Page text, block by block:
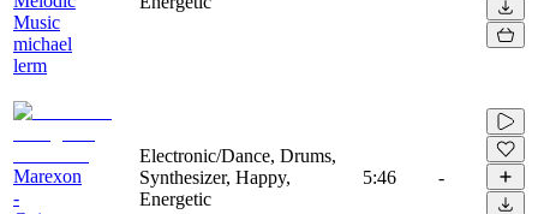
Music
michael
lerm
Marexon
-
Electronic/Dance, Drums,
Synthesizer, Happy,
Energetic
5:46 -